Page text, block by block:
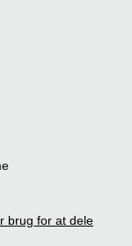
brug for at dele